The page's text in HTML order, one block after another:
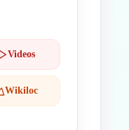
Videos
Wikiloc